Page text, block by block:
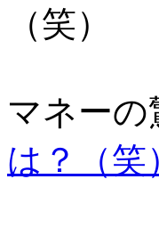
（笑）
マネー
は？（笑